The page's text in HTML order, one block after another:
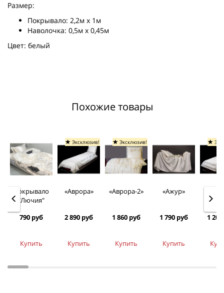
Размер:
Покрывало: 2,2м х 1м
Наволочка: 0,5м х 0,45м
Цвет: белый
Похожие товары
Покрывало
"Лючия"
790 руб
Купить
Эксклюзив!
«Аврора»
2 890 руб
Купить
Эксклюзив!
«Аврора-2»
1 860 руб
Купить
«Ажур»
1 790 руб
Купить
1